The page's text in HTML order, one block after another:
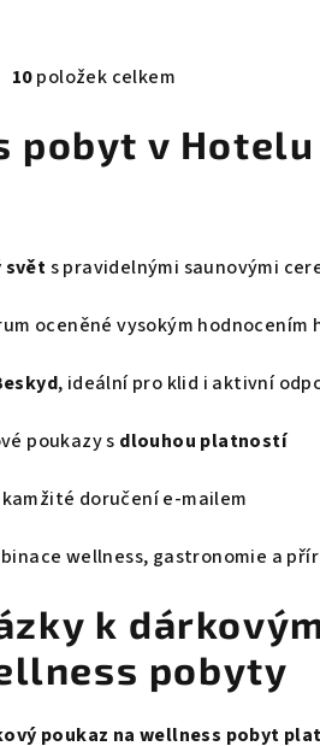
O
l
a
í
r
v
k
y
ý
i
s
10položek celkem
pobyt v
světs pravidelnými saunovými
oceněné vysokým hodnocením
, ideální pro klid i aktivní
poukazy s dlouhou platností
doručení e-mailem
wellness, gastronomie a
k
pobyty
poukaz na wellness pobyt